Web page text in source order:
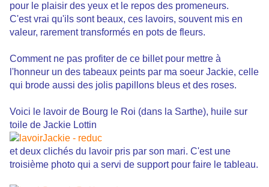
pour le plaisir des yeux et le repos des promeneurs.
C'est vrai qu'ils sont beaux, ces lavoirs, souvent mis en
valeur, rarement transformés en pots de fleurs.
Comment ne pas profiter de ce billet pour mettre à
l'honneur un des tabeaux peints par ma soeur Jackie, celle
qui brode aussi des jolis papillons bleus et des roses.
Voici le lavoir de Bourg le Roi (dans la Sarthe), huile sur
toile de Jackie Lottin
et deux clichés du lavoir pris par son mari. C'est une
troisième photo qui a servi de support pour faire le tableau.